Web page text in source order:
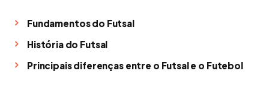
Fundamentos do Futsal
História do Futsal
Principais diferenças entre o Futsal e o Futebol